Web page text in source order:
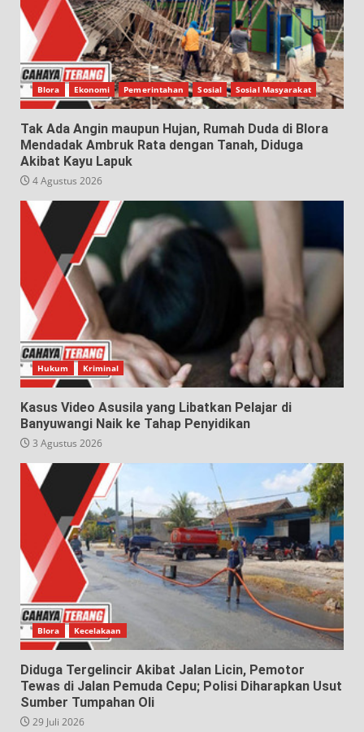
Blora Ekonomi Pemerintahan Sosial Sosial Masyarakat
Tak Ada Angin maupun Hujan, Rumah Duda di Blora
Mendadak Ambruk Rata dengan Tanah, Diduga
Akibat Kayu Lapuk
4 Agustus 2026
Hukum Kriminal
Kasus Video Asusila yang Libatkan Pelajar di
Banyuwangi Naik ke Tahap Penyidikan
3 Agustus 2026
Blora Kecelakaan
Diduga Tergelincir Akibat Jalan Licin, Pemotor
Tewas di Jalan Pemuda Cepu; Polisi Diharapkan Usut
Sumber Tumpahan Oli
29 Juli 2026